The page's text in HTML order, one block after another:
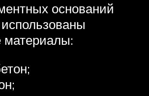
оснований